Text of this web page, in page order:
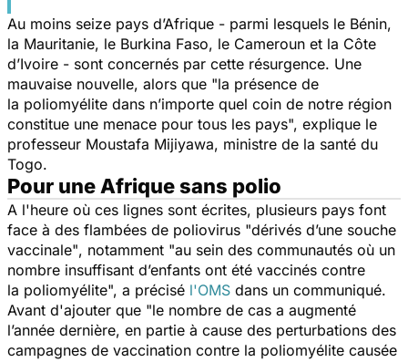
Au moins seize pays d’Afrique - parmi lesquels le Bénin,
la Mauritanie, le Burkina Faso, le Cameroun et la Côte
d’Ivoire - sont concernés par cette résurgence. Une
mauvaise nouvelle, alors que "la présence de
la poliomyélite dans n’importe quel coin de notre région
constitue une menace pour tous les pays", explique le
professeur Moustafa Mijiyawa, ministre de la santé du
Togo.
Pour une Afrique sans polio
A l'heure où ces lignes sont écrites, plusieurs pays font
face à des flambées de poliovirus "dérivés d’une souche
vaccinale", notamment "au sein des communautés où un
nombre insuffisant d’enfants ont été vaccinés contre
la poliomyélite", a précisé l'OMS dans un communiqué.
Avant d'ajouter que "le nombre de cas a augmenté
l’année dernière, en partie à cause des perturbations des
campagnes de vaccination contre la poliomyélite causée